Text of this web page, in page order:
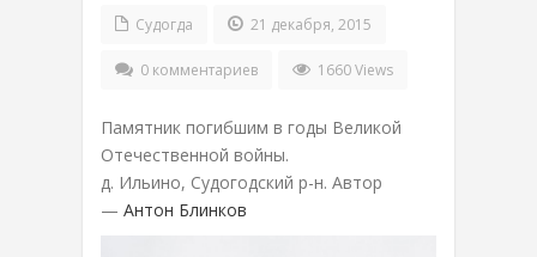
Судогда 21 декабря, 2015
0 комментариев 1660 Views
Памятник погибшим в годы Великой
Отечественной войны.
д. Ильино, Судогодский р-н. Автор
— Антон Блинков